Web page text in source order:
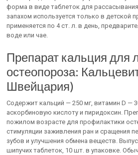
форма в виде таблеток для
запахом используется только в детской
применяется по 4 ст. л. в день,
воде или чае.
Препарат кальция для
остеопороза:
Швейцария)
Содержит кальций — 250 мг, витамин D —
аскорбиновую кислоту и пиридоксин.
пожилом возрасте для профилактики
стимуляции заживления ран и сращения
зубов и улучшения обмена веществ.
шипучих таблеток, 10 шт. в упаковке.